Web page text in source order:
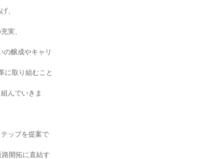
、
実、
の醸成やキャリ
に取り組むこと
んでいきま
ップを提案で
開拓に直結す